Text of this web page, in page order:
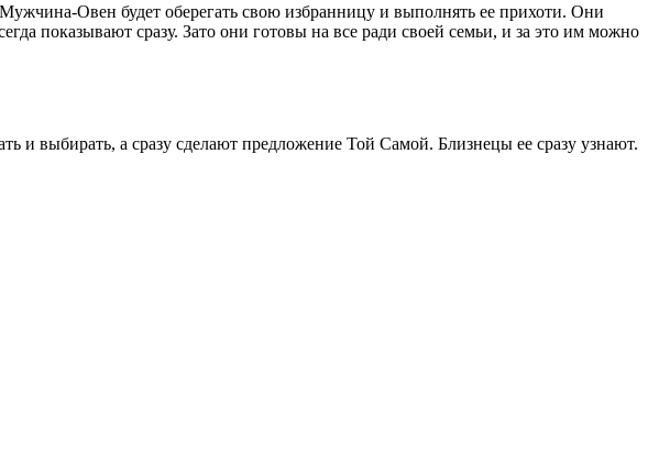
Овен будет оберегать свою избранницу и выполнять ее прихоти. Они
показывают сразу. Зато они готовы на все ради своей семьи, и за это им можно
и выбирать, а сразу сделают предложение Той Самой. Близнецы ее сразу узнают.